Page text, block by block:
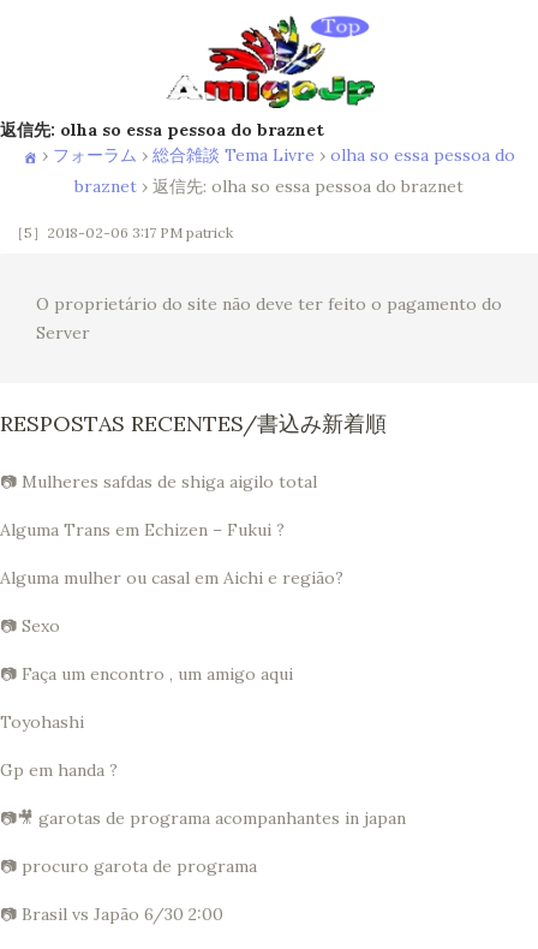
返信先: olha so essa pessoa do braznet
› フォーラム › 総合雑談 Tema Livre › olha so essa pessoa do
braznet › 返信先: olha so essa pessoa do braznet
［5］2018-02-06 3:17 PM patrick
O proprietário do site não deve ter feito o pagamento do
Server
RESPOSTAS RECENTES/書込み新着順
📷 Mulheres safdas de shiga aigilo total
Alguma Trans em Echizen – Fukui ?
Alguma mulher ou casal em Aichi e região?
📷 Sexo
📷 Faça um encontro , um amigo aqui
Toyohashi
Gp em handa ?
📷🎥 garotas de programa acompanhantes in japan
📷 procuro garota de programa
📷 Brasil vs Japão 6/30 2:00